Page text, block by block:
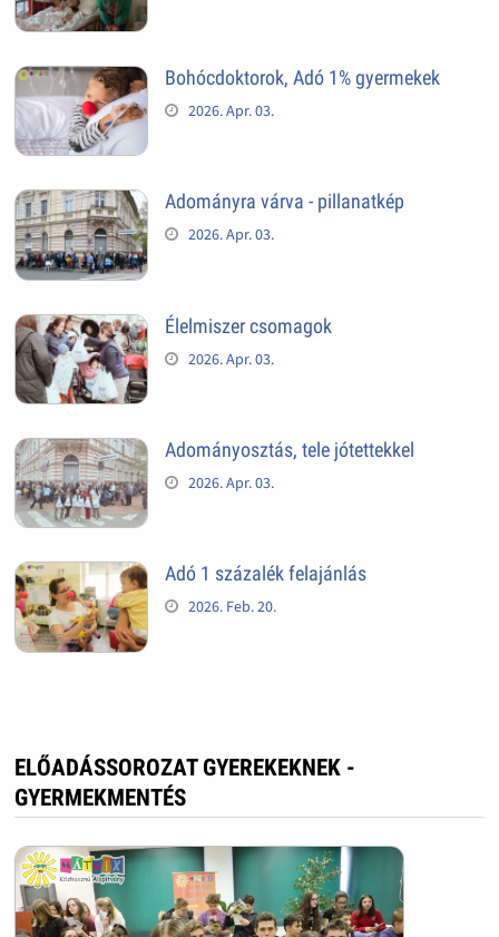
Bohócdoktorok, Adó 1% gyermekek
2026. Apr. 03.
Adományra várva - pillanatkép
2026. Apr. 03.
Élelmiszer csomagok
2026. Apr. 03.
Adományosztás, tele jótettekkel
2026. Apr. 03.
Adó 1 százalék felajánlás
2026. Feb. 20.
ELŐADÁSSOROZAT GYEREKEKNEK -
GYERMEKMENTÉS